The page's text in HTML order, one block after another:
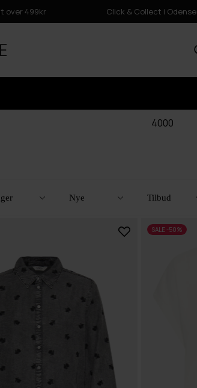
over 499kr Click & Collect i Odense
4000
Nye Tilbud
SALE -50%